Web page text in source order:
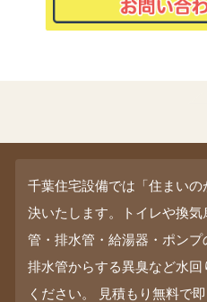
千葉住宅設備では「住まい
決いたします。トイレや換
管・排水管・給湯器・ポン
排水管からする異臭など水
ください。 見積もり無料で